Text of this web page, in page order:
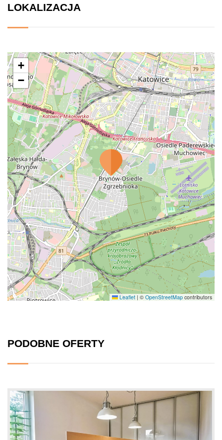
LOKALIZACJA
+
−
Leaflet | © OpenStreetMap contributors
PODOBNE OFERTY